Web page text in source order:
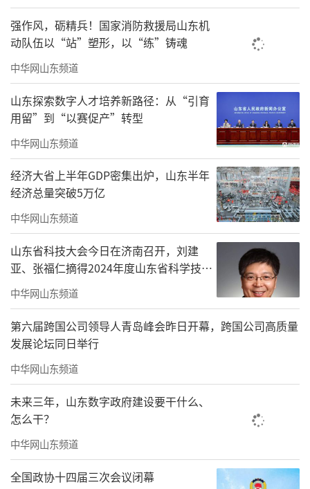
强作风，砺精兵！国家消防救援局山东机
动队伍以“站”塑形，以“练”铸魂
中华网山东频道
山东探索数字人才培养新路径：从“引育
用留”到“以赛促产”转型
中华网山东频道
经济大省上半年GDP密集出炉，山东半年
经济总量突破5万亿
中华网山东频道
山东省科技大会今日在济南召开，刘建
亚、张福仁摘得2024年度山东省科学技术
奖最高奖！
中华网山东频道
第六届跨国公司领导人青岛峰会昨日开幕，跨国公司高质量
发展论坛同日举行
中华网山东频道
未来三年，山东数字政府建设要干什么、
怎么干？
中华网山东频道
全国政协十四届三次会议闭幕